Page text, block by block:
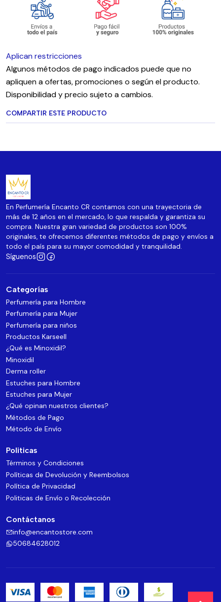
Aplican restricciones
Algunos métodos de pago indicados puede que no
apliquen a ofertas, promociones o según el producto.
Disponibilidad y precio sujeto a cambios.
COMPARTIR ESTE PRODUCTO
En Perfumería Encanto CR contamos con una trayectoria de
más de 12 años en el mercado, lo que respalda y garantiza su
compra. Nuestra gran variedad de productos son 100%
originales, te ofrecemos diferentes métodos de pago y envíos a
todo el país para su mayor comodidad y tranquilidad.
Síguenos
Categorías
Perfumería para Hombre
Perfumería para Mujer
Perfumería para niños
Productos Karseell
¿Qué es Minoxidil?
Minoxidil
Derma roller
Estuches para Hombre
Estuches para Mujer
¿Qué opinan nuestros clientes?
Métodos de Pago
Método de Envío
Politicas
Términos y Condiciones
Políticas de Devolución y Reembolsos
Política de Privacidad
Politicas de Envío o Recolección
Contáctanos
info@encantostore.com
50684628012